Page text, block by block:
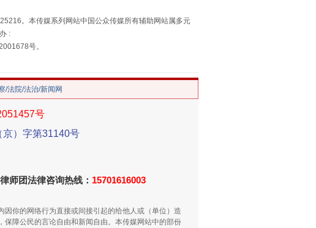
重拳出击！专项整治午间酒驾
。本传媒系列网站中国公众传媒所有辅助网站属多元
:
号。
/法院/法治/新闻网
号
京）字第31140号
师团法律咨询热线： 15701616003
你的网络行为直接或间接引起的给他人或（单位）造
障公民的言论自由和新闻自由。本传媒网站中的部份